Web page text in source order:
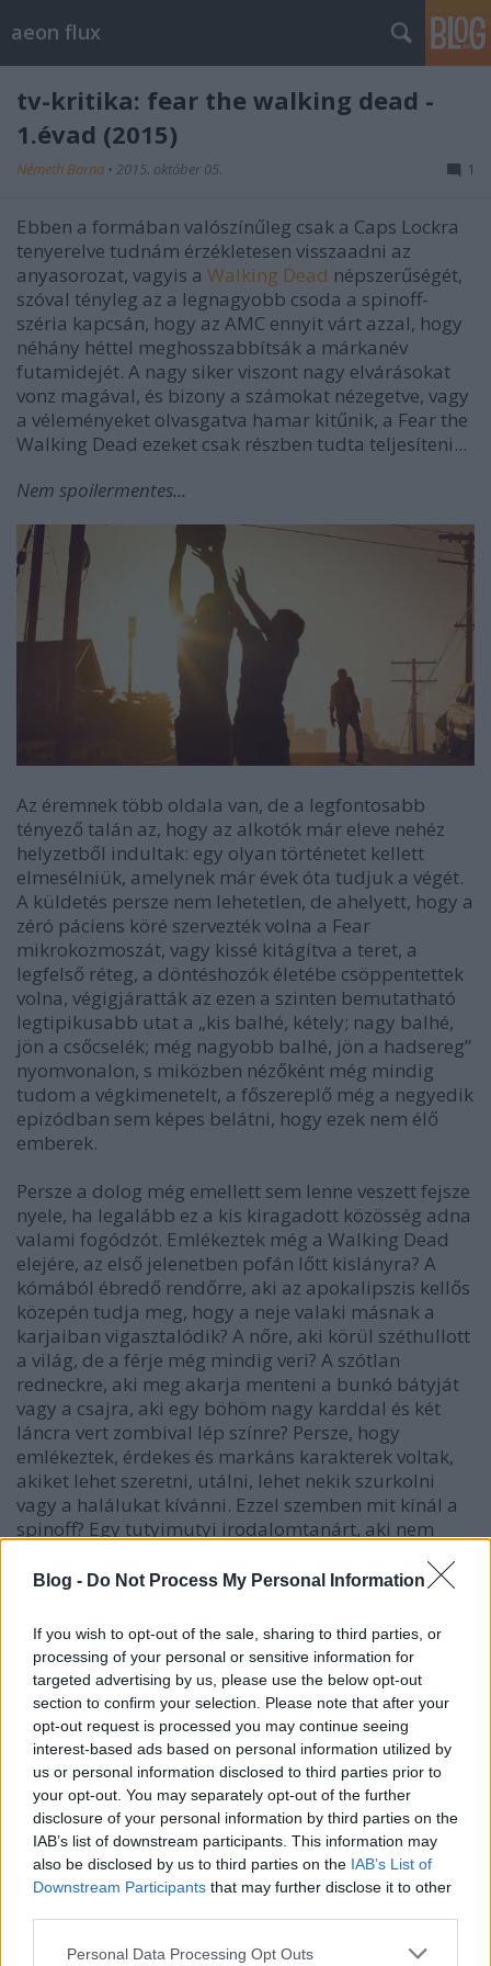
Blog - Do Not Process My Personal Information
If you wish to opt-out of the sale, sharing to third parties, or
processing of your personal or sensitive information for
targeted advertising by us, please use the below opt-out
section to confirm your selection. Please note that after your
opt-out request is processed you may continue seeing
interest-based ads based on personal information utilized by
us or personal information disclosed to third parties prior to
your opt-out. You may separately opt-out of the further
disclosure of your personal information by third parties on the
IAB’s list of downstream participants. This information may
also be disclosed by us to third parties on the IAB’s List of
Downstream Participants that may further disclose it to other
Please note that this website/app uses one or more Google
Personal Data Processing Opt Outs
aeon flux
tv-kritika: fear the walking dead -
1.évad (2015)
Németh Barna • 2015. október 05. 1
Ebben a formában valószínűleg csak a Caps Lockra
tenyerelve tudnám érzékletesen visszaadni az
anyasorozat, vagyis a Walking Dead népszerűségét,
szóval tényleg az a legnagyobb csoda a spinoff-
széria kapcsán, hogy az AMC ennyit várt azzal, hogy
néhány héttel meghosszabbítsák a márkanév
futamidejét. A nagy siker viszont nagy elvárásokat
vonz magával, és bizony a számokat nézegetve, vagy
a véleményeket olvasgatva hamar kitűnik, a Fear the
Walking Dead ezeket csak részben tudta teljesíteni...
Nem spoilermentes...
Az éremnek több oldala van, de a legfontosabb
tényező talán az, hogy az alkotók már eleve nehéz
helyzetből indultak: egy olyan történetet kellett
elmesélniük, amelynek már évek óta tudjuk a végét.
A küldetés persze nem lehetetlen, de ahelyett, hogy a
zéró páciens köré szervezték volna a Fear
mikrokozmoszát, vagy kissé kitágítva a teret, a
legfelső réteg, a döntéshozók életébe csöppentettek
volna, végigjáratták az ezen a szinten bemutatható
legtipikusabb utat a „kis balhé, kétely; nagy balhé,
jön a csőcselék; még nagyobb balhé, jön a hadsereg”
nyomvonalon, s miközben nézőként még mindig
tudom a végkimenetelt, a főszereplő még a negyedik
epizódban sem képes belátni, hogy ezek nem élő
emberek.
Persze a dolog még emellett sem lenne veszett fejsze
nyele, ha legalább ez a kis kiragadott közösség adna
valami fogódzót. Emlékeztek még a Walking Dead
elejére, az első jelenetben pofán lőtt kislányra? A
kómából ébredő rendőrre, aki az apokalipszis kellős
közepén tudja meg, hogy a neje valaki másnak a
karjaiban vigasztalódik? A nőre, aki körül széthullott
a világ, de a férje még mindig veri? A szótlan
redneckre, aki meg akarja menteni a bunkó bátyját
vagy a csajra, aki egy böhöm nagy karddal és két
láncra vert zombival lép színre? Persze, hogy
emlékeztek, érdekes és markáns karakterek voltak,
akiket lehet szeretni, utálni, lehet nekik szurkolni
vagy a halálukat kívánni. Ezzel szemben mit kínál a
spinoff? Egy tutyimutyi irodalomtanárt, aki nem
drogos tizenéves, két nagyon szerelmes tinilányt és
Sehol egy vezető egyéniség, sehol egy vasmarokkal
kézben tartott történetszál, és így múlik el az évad
kétharmada: félgőzzel, biztonsági játékot űzve,
remegő lábbal egyensúlyozva a félig üres-félig tele
határmezsgyéjén. Aki még ezen a ponton sem adta
fel, annak az ötödik epizód, mint hőség után a zápor
hozza a megkönnyebbülést Cobalt képében. A
gyilkos terv, amellyel a fékevesztett, de a jogállam
utolsó mentsvárát jelképező hadsereg készül
kivonulni a társadalomból végre egy jól
körülhatárolható célt ad az eddig csak
takaréklángon döcögő történetnek, amely